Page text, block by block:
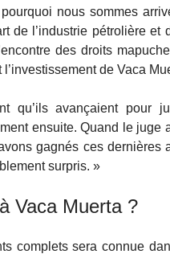
nous sommes
de l’industrie pétrolière et
des droits
de Vaca
qu’ils avançaient pour
ensuite. Quand le juge
gagnés ces dernières
surpris. »
Vaca Muerta ?
complets sera connue